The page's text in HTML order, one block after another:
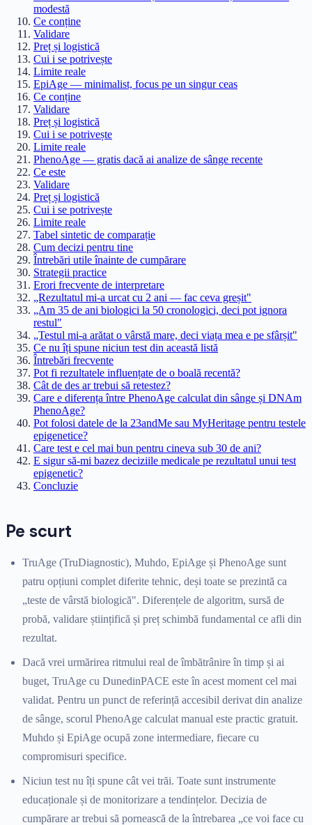
modestă
Ce conține
Validare
Preț și logistică
Cui i se potrivește
Limite reale
EpiAge — minimalist, focus pe un singur ceas
Ce conține
Validare
Preț și logistică
Cui i se potrivește
Limite reale
PhenoAge — gratis dacă ai analize de sânge recente
Ce este
Validare
Preț și logistică
Cui i se potrivește
Limite reale
Tabel sintetic de comparație
Cum decizi pentru tine
Întrebări utile înainte de cumpărare
Strategii practice
Erori frecvente de interpretare
„Rezultatul mi-a urcat cu 2 ani — fac ceva greșit"
„Am 35 de ani biologici la 50 cronologici, deci pot ignora
restul"
„Testul mi-a arătat o vârstă mare, deci viața mea e pe sfârșit"
Ce nu îți spune niciun test din această listă
Întrebări frecvente
Pot fi rezultatele influențate de o boală recentă?
Cât de des ar trebui să retestez?
Care e diferența între PhenoAge calculat din sânge și DNAm
PhenoAge?
Pot folosi datele de la 23andMe sau MyHeritage pentru testele
epigenetice?
Care test e cel mai bun pentru cineva sub 30 de ani?
E sigur să-mi bazez deciziile medicale pe rezultatul unui test
epigenetic?
Concluzie
Pe scurt
TruAge (TruDiagnostic), Muhdo, EpiAge și PhenoAge sunt
patru opțiuni complet diferite tehnic, deși toate se prezintă ca
„teste de vârstă biologică". Diferențele de algoritm, sursă de
probă, validare științifică și preț schimbă fundamental ce afli din
rezultat.
Dacă vrei urmărirea ritmului real de îmbătrânire în timp și ai
buget, TruAge cu DunedinPACE este în acest moment cel mai
validat. Pentru un punct de referință accesibil derivat din analize
de sânge, scorul PhenoAge calculat manual este practic gratuit.
Muhdo și EpiAge ocupă zone intermediare, fiecare cu
compromisuri specifice.
Niciun test nu îți spune cât vei trăi. Toate sunt instrumente
educaționale și de monitorizare a tendințelor. Decizia de
cumpărare ar trebui să pornească de la întrebarea „ce voi face cu